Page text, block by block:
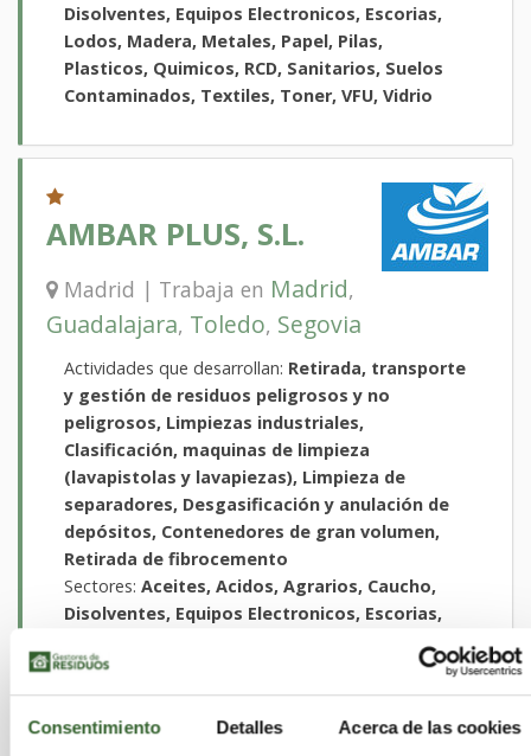
Consentimiento Detalles Acerca de las cookies
Disolventes, Equipos Electronicos, Escorias,
Lodos, Madera, Metales, Papel, Pilas,
Plasticos, Quimicos, RCD, Sanitarios, Suelos
Contaminados, Textiles, Toner, VFU, Vidrio
AMBAR PLUS, S.L.
Madrid | Trabaja en Madrid,
Guadalajara, Toledo, Segovia
Actividades que desarrollan: Retirada, transporte
y gestión de residuos peligrosos y no
peligrosos, Limpiezas industriales,
Clasificación, maquinas de limpieza
(lavapistolas y lavapiezas), Limpieza de
separadores, Desgasificación y anulación de
depósitos, Contenedores de gran volumen,
Retirada de fibrocemento
Sectores: Aceites, Acidos, Agrarios, Caucho,
Disolventes, Equipos Electronicos, Escorias,
Lodos, Madera, Metales, Plasticos, Quimicos,
RCD, Sanitarios, Suelos Contaminados, Pilas,
Textiles, Toner, VFU, Vidrio, Papel